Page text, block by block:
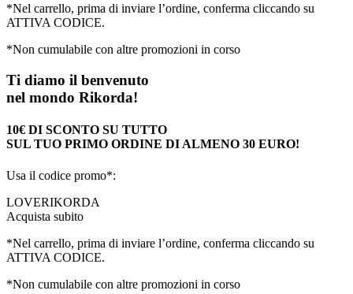
*Nel carrello, prima di inviare l’ordine, conferma cliccando su
ATTIVA CODICE.
*Non cumulabile con altre promozioni in corso
Ti diamo il benvenuto
nel mondo Rikorda!
10€ DI SCONTO SU TUTTO
SUL TUO PRIMO ORDINE DI ALMENO 30 EURO!
Usa il codice promo*:
LOVERIKORDA
Acquista subito
*Nel carrello, prima di inviare l’ordine, conferma cliccando su
ATTIVA CODICE.
*Non cumulabile con altre promozioni in corso